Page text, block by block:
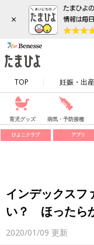
×
TOP 妊娠・出産
育児グッズ 病気・予防接種
ひよこクラブ アプリ
インデックスフ
い？ ほったら
2020/01/09 更新